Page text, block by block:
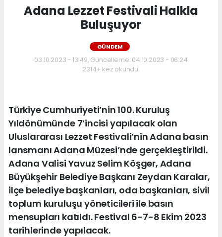
Adana Lezzet Festivali Halkla
Buluşuyor
GÜNDEM
03.10.2023 - 13:49, Güncelleme: 04.10.2023 - 06:24
2314+ kez okundu.
Türkiye Cumhuriyeti’nin 100. Kuruluş
Yıldönümünde 7’incisi yapılacak olan
Uluslararası Lezzet Festivali’nin Adana basın
lansmanı Adana Müzesi’nde gerçekleştirildi.
Adana Valisi Yavuz Selim Köşger, Adana
Büyükşehir Belediye Başkanı Zeydan Karalar,
ilçe belediye başkanları, oda başkanları, sivil
toplum kuruluşu yöneticileri ile basın
mensupları katıldı. Festival 6-7-8 Ekim 2023
tarihlerinde yapılacak.